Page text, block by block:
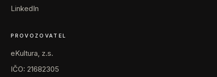
LinkedIn
PROVOZOVATEL
eKultura, z.s.
IČO: 21682305